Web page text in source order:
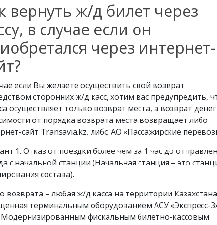
вернуть ж/д билет через
в случае если он
через интернет-
если Вы желаете осуществить свой возврат
сторонних ж/д касс, хотим вас предупредить,
осуществляет только возврат места, а возврат
от порядка возврата места возвращает либо
сайт Transavia.kz, либо АО «Пассажирские
1. Отказ от поездки более чем за 1 час до
с начальной станции (Начальная станция – это
состава).
возврата – любая ж/д касса на территории
терминальным оборудованием АСУ «Экспресс-
фискальным билетно-кассовым